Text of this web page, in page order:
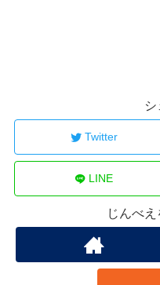
シ
Twitter
LINE
じんべ